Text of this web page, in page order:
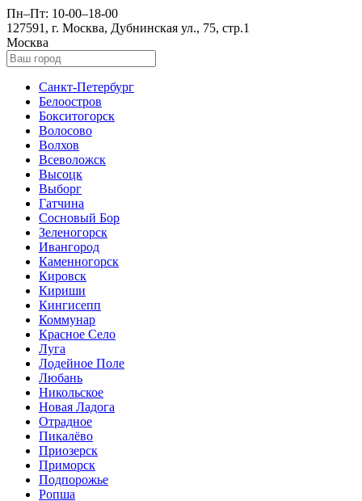
Пн–Пт: 10-00–18-00
127591, г. Москва, Дубнинская ул., 75, стр.1
Москва
Санкт-Петербург
Белоостров
Бокситогорск
Волосово
Волхов
Всеволожск
Высоцк
Выборг
Гатчина
Сосновый Бор
Зеленогорск
Ивангород
Каменногорск
Кировск
Кириши
Кингисепп
Коммунар
Красное Село
Луга
Лодейное Поле
Любань
Никольское
Новая Ладога
Отрадное
Пикалёво
Приозерск
Приморск
Подпорожье
Ропша